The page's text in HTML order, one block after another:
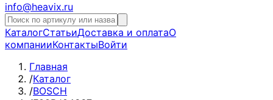
info@heavix.ru
КаталогСтатьиДоставка и оплатаО
компанииКонтактыВойти
Главная
/Каталог
/BOSCH